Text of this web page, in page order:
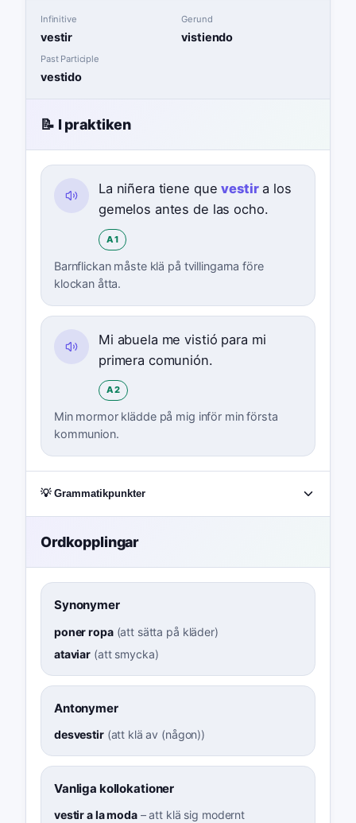
Infinitive
vestir
Gerund
vistiendo
Past Participle
vestido
📝 I praktiken
La niñera tiene quevestira los
gemelos antes de las ocho.
A1
Barnflickan måste klä på tvillingarna före
klockan åtta.
Mi abuela me vistió para mi
primera comunión.
A2
Min mormor klädde på mig inför min första
kommunion.
💡 Grammatikpunkter
Ordkopplingar
Synonymer
poner ropa(att sätta på kläder)
ataviar (att smycka)
Antonymer
desvestir(att klä av (någon))
Vanliga kollokationer
vestir a la moda–att klä sig modernt